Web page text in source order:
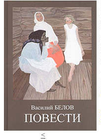
<